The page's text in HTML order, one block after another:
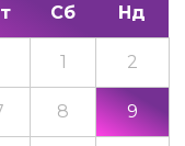
Сб Нд
1 2
8 9